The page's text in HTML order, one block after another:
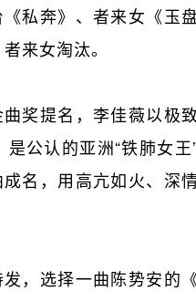
私奔》、者来女《玉
来女淘汰。
奖提名，李佳薇以极
公认的亚洲“铁肺女
名，用高亢如火、深
，选择一曲陈势安的